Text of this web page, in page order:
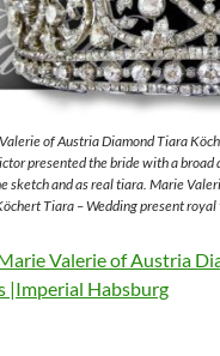
of Austria Diamond Tiara
presented the bride with a
sketch and as real tiara. Marie
Tiara – Wedding present
Valerie of Austria
|Imperial Habsburg